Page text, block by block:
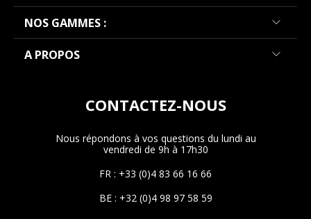
NOS GAMMES :
A PROPOS
CONTACTEZ-NOUS
Nous répondons à vos questions du lundi au
vendredi de 9h à 17h30
FR : +33 (0)4 83 66 16 66
BE : +32 (0)4 98 97 58 59